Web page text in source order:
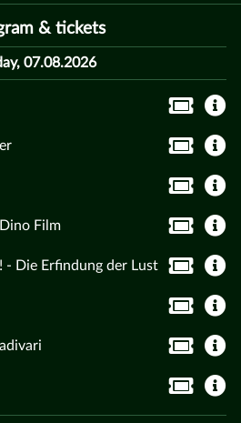
& tickets
07.08.2026
Film
- Die Erfindung der Lust